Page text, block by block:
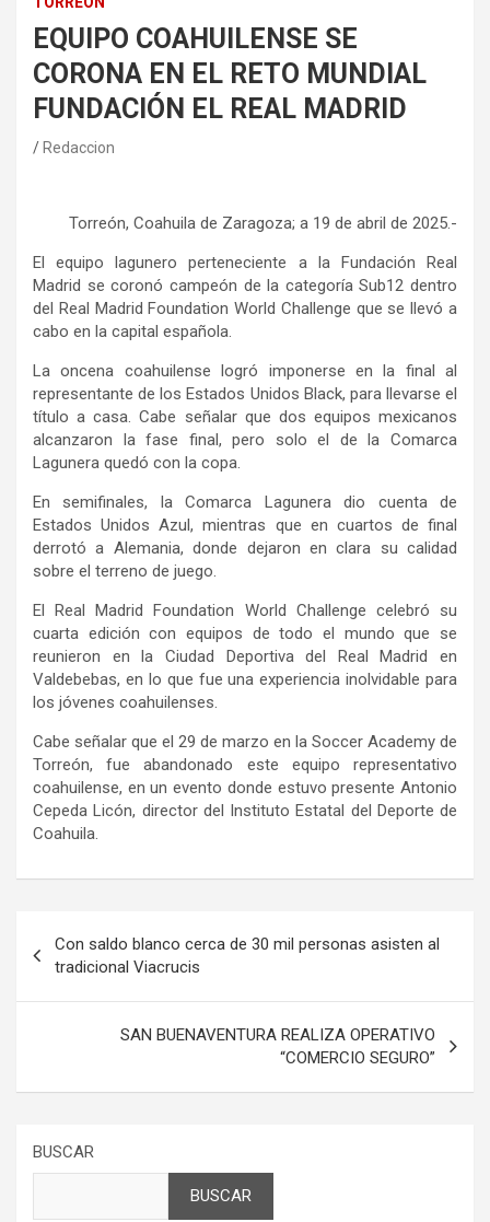
EQUIPO COAHUILENSE SE
CORONA EN EL RETO MUNDIAL
FUNDACIÓN EL REAL MADRID
Redaccion
Torreón, Coahuila de Zaragoza; a 19 de abril de 2025.-
El equipo lagunero perteneciente a la Fundación Real
Madrid se coronó campeón de la categoría Sub12 dentro
del Real Madrid Foundation World Challenge que se llevó a
cabo en la capital española.
La oncena coahuilense logró imponerse en la final al
representante de los Estados Unidos Black, para llevarse el
título a casa. Cabe señalar que dos equipos mexicanos
alcanzaron la fase final, pero solo el de la Comarca
Lagunera quedó con la copa.
En semifinales, la Comarca Lagunera dio cuenta de
Estados Unidos Azul, mientras que en cuartos de final
derrotó a Alemania, donde dejaron en clara su calidad
sobre el terreno de juego.
El Real Madrid Foundation World Challenge celebró su
cuarta edición con equipos de todo el mundo que se
reunieron en la Ciudad Deportiva del Real Madrid en
Valdebebas, en lo que fue una experiencia inolvidable para
los jóvenes coahuilenses.
Cabe señalar que el 29 de marzo en la Soccer Academy de
Torreón, fue abandonado este equipo representativo
coahuilense, en un evento donde estuvo presente Antonio
Cepeda Licón, director del Instituto Estatal del Deporte de
Coahuila.
de
entradas
Con saldo blanco cerca de 30 mil personas asisten al
tradicional Viacrucis
SAN BUENAVENTURA REALIZA OPERATIVO
“COMERCIO SEGURO”
BUSCAR
BUSCAR